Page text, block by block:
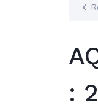
: